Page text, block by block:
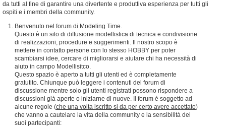
da tutti al fine di garantire una divertente e produttiva esperienza per tutti gli
ospiti e i membri della community.
Benvenuto nel forum di Modeling Time.
Questo è un sito di diffusione modellistica di tecnica e condivisione
di realizzazioni, procedure e suggerimenti. Il nostro scopo è
mettere in contatto persone con lo stesso HOBBY per poter
scambiarsi idee, cercare di migliorarsi e aiutare chi ha necessità di
aiuto in campo Modellisitco.
Questo spazio è aperto a tutti gli utenti ed è completamente
gratutito. Chiunque può leggere i contenuti del forum di
discussione mentre solo gli utenti registrati possono rispondere a
discussioni già aperte o iniziarne di nuove. Il forum è soggetto ad
alcune regole (che una volta iscritto si da per certo avere accettato)
che vanno a cautelare la vita della community e la sensibilità dei
suoi partecipanti: